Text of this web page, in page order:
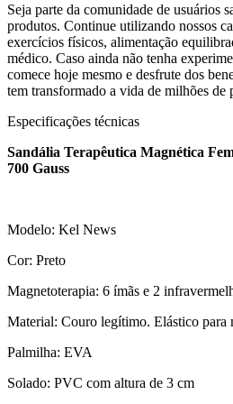
Seja parte da comunidade de usuários
produtos. Continue utilizando nossos
exercícios físicos, alimentação
médico. Caso ainda não tenha
comece hoje mesmo e desfrute dos
tem transformado a vida de milhões de
Especificações técnicas
Sandália Terapêutica Magnética
700 Gauss
Modelo: Kel News
Cor: Preto
Magnetoterapia: 6 ímãs e 2
Material: Couro legítimo. Elástico para
Palmilha: EVA
Solado: PVC com altura de 3 cm